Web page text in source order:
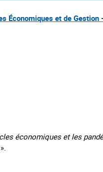
Économiques et de Gestion
économiques et les
».